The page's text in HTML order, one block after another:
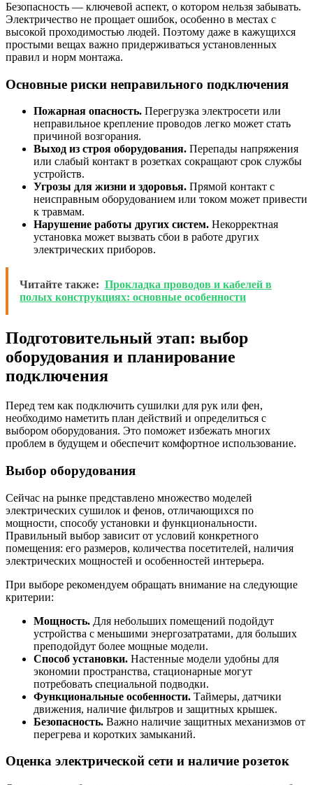
Безопасность — ключевой аспект, о котором нельзя забывать.
Электричество не прощает ошибок, особенно в местах с
высокой проходимостью людей. Поэтому даже в кажущихся
простыми вещах важно придерживаться установленных
правил и норм монтажа.
Основные риски неправильного подключения
Пожарная опасность. Перегрузка электросети или
неправильное крепление проводов легко может стать
причиной возгорания.
Выход из строя оборудования. Перепады напряжения
или слабый контакт в розетках сокращают срок службы
устройств.
Угрозы для жизни и здоровья. Прямой контакт с
неисправным оборудованием или током может привести
к травмам.
Нарушение работы других систем. Некорректная
установка может вызвать сбои в работе других
электрических приборов.
Читайте также: Прокладка проводов и кабелей в
полых конструкциях: основные особенности
Подготовительный этап: выбор
оборудования и планирование
подключения
Перед тем как подключить сушилки для рук или фен,
необходимо наметить план действий и определиться с
выбором оборудования. Это поможет избежать многих
проблем в будущем и обеспечит комфортное использование.
Выбор оборудования
Сейчас на рынке представлено множество моделей
электрических сушилок и фенов, отличающихся по
мощности, способу установки и функциональности.
Правильный выбор зависит от условий конкретного
помещения: его размеров, количества посетителей, наличия
электрических мощностей и особенностей интерьера.
При выборе рекомендуем обращать внимание на следующие
критерии:
Мощность. Для небольших помещений подойдут
устройства с меньшими энергозатратами, для больших
преподойдут более мощные модели.
Способ установки. Настенные модели удобны для
экономии пространства, стационарные могут
потребовать специальной подводки.
Функциональные особенности. Таймеры, датчики
движения, наличие фильтров и защитных крышек.
Безопасность. Важно наличие защитных механизмов от
перегрева и коротких замыканий.
Оценка электрической сети и наличие розеток